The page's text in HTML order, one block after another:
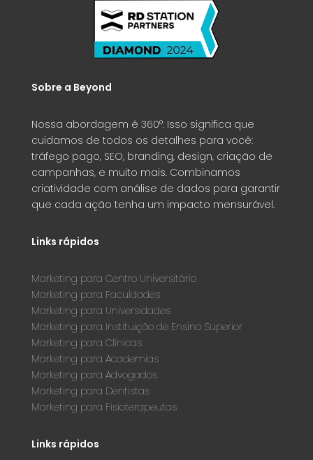
Sobre a Beyond
Nossa abordagem é 360°. Isso significa que
cuidamos de todos os detalhes para você:
tráfego pago, SEO, branding, design, criação de
campanhas, e muito mais. Combinamos
criatividade com análise de dados para garantir
que cada ação tenha um impacto mensurável.
Links rápidos
Marketing para Centro Universitário
Marketing para Faculdades
Marketing para Universidades
Marketing para Instituição de Ensino Superior
Marketing para Clínicas
Marketing para Academias
Marketing para Advogados
Marketing para Dentistas
Marketing para Fisioterapeutas
Links rápidos